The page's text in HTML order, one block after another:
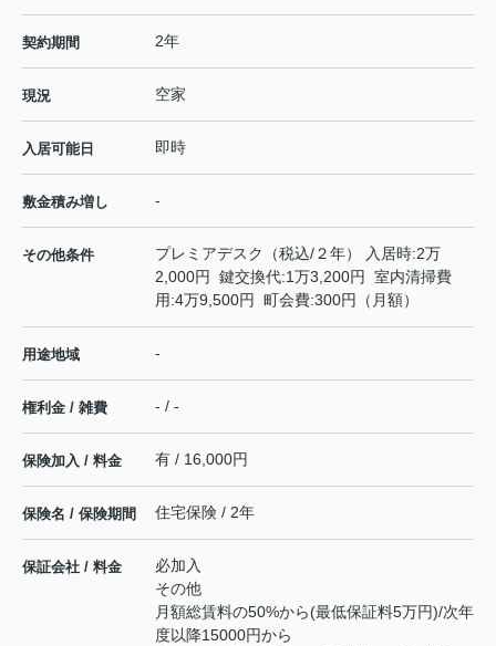
契約期間 2年
現況 空家
入居可能日 即時
敷金積み増し -
その他条件
プレミアデスク（税込/２年） 入居時:2万
2,000円 鍵交換代:1万3,200円 室内清掃費
用:4万9,500円 町会費:300円（月額）
用途地域 -
権利金 / 雑費 - / -
保険加入 / 料金 有 / 16,000円
保険名 / 保険期間 住宅保険 / 2年
保証会社 / 料金
必加入
その他
月額総賃料の50%から(最低保証料5万円)/次年
度以降15000円から